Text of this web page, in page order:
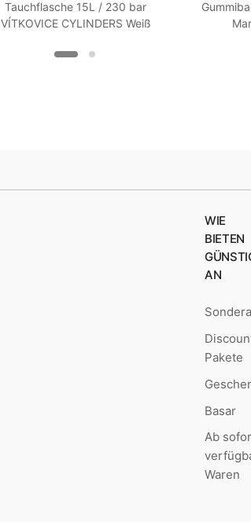
Tauchflasche 15L / 230 bar
VÍTKOVICE CYLINDERS Weiß
Schuhe
WIE
BIETEN
AN
Pakete
Basar
Ab
Waren